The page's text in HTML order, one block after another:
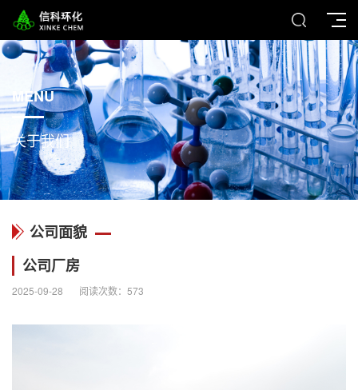
MENU
关于我们
公司面貌
公司厂房
2025-09-28 阅读次数： 573